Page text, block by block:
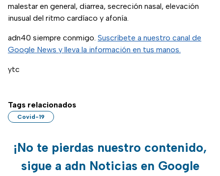
malestar en general, diarrea, secreción nasal, elevación
inusual del ritmo cardíaco y afonía.
adn40 siempre conmigo. Suscríbete a nuestro canal de
Google News y lleva la información en tus manos.
ytc
Tags relacionados
Covid-19
¡No te pierdas nuestro contenido,
sigue a adn Noticias en Google